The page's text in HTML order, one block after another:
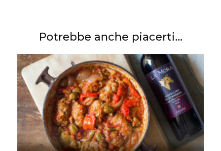
Potrebbe anche piacerti...